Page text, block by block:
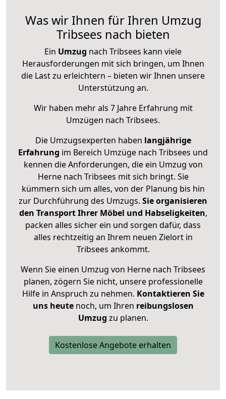
Was wir Ihnen für Ihren Umzug
Tribsees nach bieten
Ein Umzug nach Tribsees kann viele
Herausforderungen mit sich bringen, um Ihnen
die Last zu erleichtern – bieten wir Ihnen unsere
Unterstützung an.
Wir haben mehr als 7 Jahre Erfahrung mit
Umzügen nach Tribsees.
Die Umzugsexperten haben langjährige
Erfahrung im Bereich Umzüge nach Tribsees und
kennen die Anforderungen, die ein Umzug von
Herne nach Tribsees mit sich bringt. Sie
kümmern sich um alles, von der Planung bis hin
zur Durchführung des Umzugs. Sie organisieren
den Transport Ihrer Möbel und Habseligkeiten,
packen alles sicher ein und sorgen dafür, dass
alles rechtzeitig an Ihrem neuen Zielort in
Tribsees ankommt.
Wenn Sie einen Umzug von Herne nach Tribsees
planen, zögern Sie nicht, unsere professionelle
Hilfe in Anspruch zu nehmen. Kontaktieren Sie
uns heutenoch, um Ihren reibungslosen
Umzug zu planen.
Kostenlose Angebote erhalten